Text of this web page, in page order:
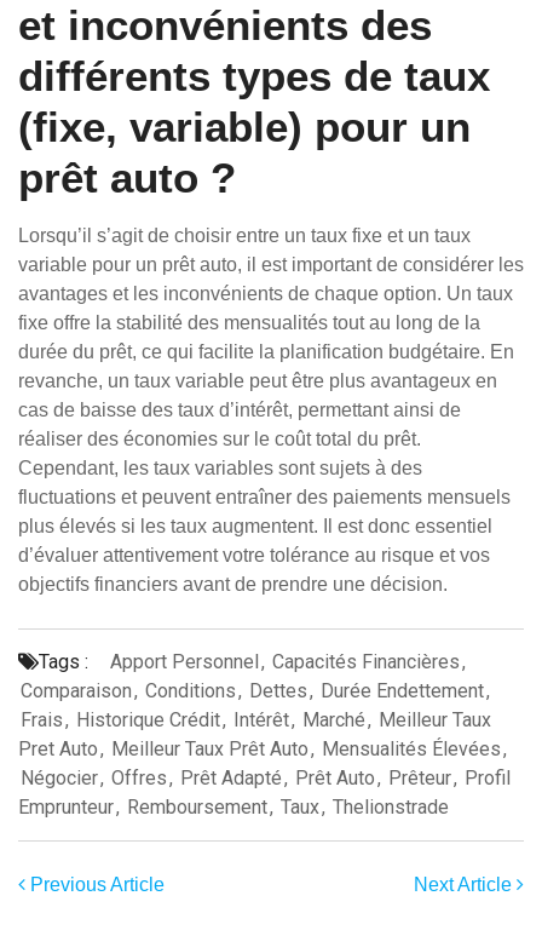
et inconvénients des
différents types de taux
(fixe, variable) pour un
prêt auto ?
Lorsqu’il s’agit de choisir entre un taux fixe et un taux
variable pour un prêt auto, il est important de considérer les
avantages et les inconvénients de chaque option. Un taux
fixe offre la stabilité des mensualités tout au long de la
durée du prêt, ce qui facilite la planification budgétaire. En
revanche, un taux variable peut être plus avantageux en
cas de baisse des taux d’intérêt, permettant ainsi de
réaliser des économies sur le coût total du prêt.
Cependant, les taux variables sont sujets à des
fluctuations et peuvent entraîner des paiements mensuels
plus élevés si les taux augmentent. Il est donc essentiel
d’évaluer attentivement votre tolérance au risque et vos
objectifs financiers avant de prendre une décision.
Tags : Apport Personnel, Capacités Financières,
Comparaison, Conditions, Dettes, Durée Endettement,
Frais, Historique Crédit, Intérêt, Marché, Meilleur Taux
Pret Auto, Meilleur Taux Prêt Auto, Mensualités Élevées,
Négocier, Offres, Prêt Adapté, Prêt Auto, Prêteur, Profil
Emprunteur, Remboursement, Taux, Thelionstrade
Previous Article Next Article